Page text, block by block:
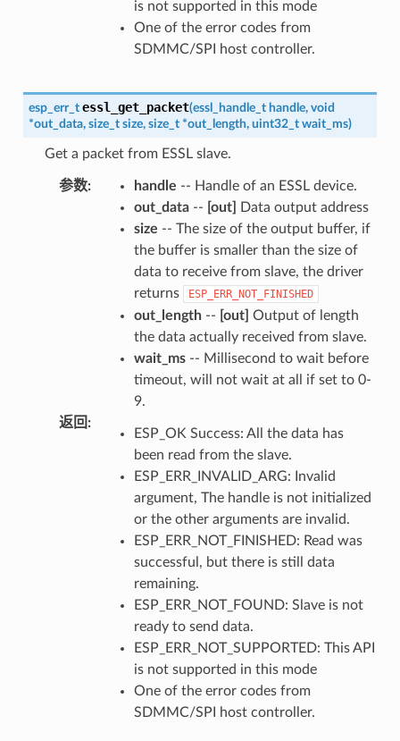
is not supported in this mode
One of the error codes from
SDMMC/SPI host controller.
esp_err_t essl_get_packet(essl_handle_t handle, void
*out_data, size_t size, size_t *out_length, uint32_t wait_ms)
Get a packet from ESSL slave.
参数: handle -- Handle of an ESSL device.
out_data-- [out]
Data output address
size -- The size of the output buffer, if
the buffer is smaller than the size of
data to receive from slave, the driver
returns
ESP_ERR_NOT_FINISHED
out_length-- [out] Output of length
the data actually received from slave.
wait_ms-- Millisecond to wait before
timeout, will not wait at all if set to 0-
9.
返回 :
ESP_OK Success: All the data has
been read from the slave.
ESP_ERR_INVALID_ARG: Invalid
argument, The handle is not initialized
or the other arguments are invalid.
ESP_ERR_NOT_FINISHED: Read was
successful, but there is still data
remaining.
ESP_ERR_NOT_FOUND: Slave is not
ready to send data.
ESP_ERR_NOT_SUPPORTED: This API
is not supported in this mode
One of the error codes from
SDMMC/SPI host controller.